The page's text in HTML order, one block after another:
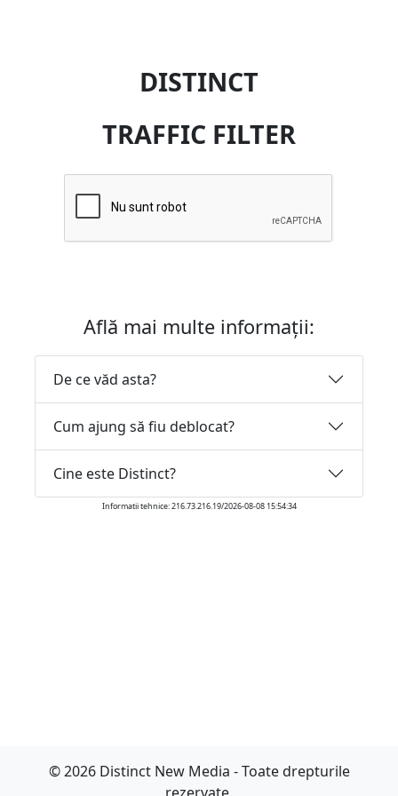
DISTINCT
TRAFFIC FILTER
Află mai multe informații:
De ce văd asta?
Cum ajung să fiu deblocat?
Cine este Distinct?
Informatii tehnice: 216.73.216.19/2026-08-08 15:54:34
© 2026 Distinct New Media - Toate drepturile